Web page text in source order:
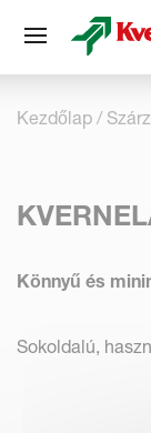
Kezdőlap
Könnyű és
Sokoldalú,
Süti preferenciák